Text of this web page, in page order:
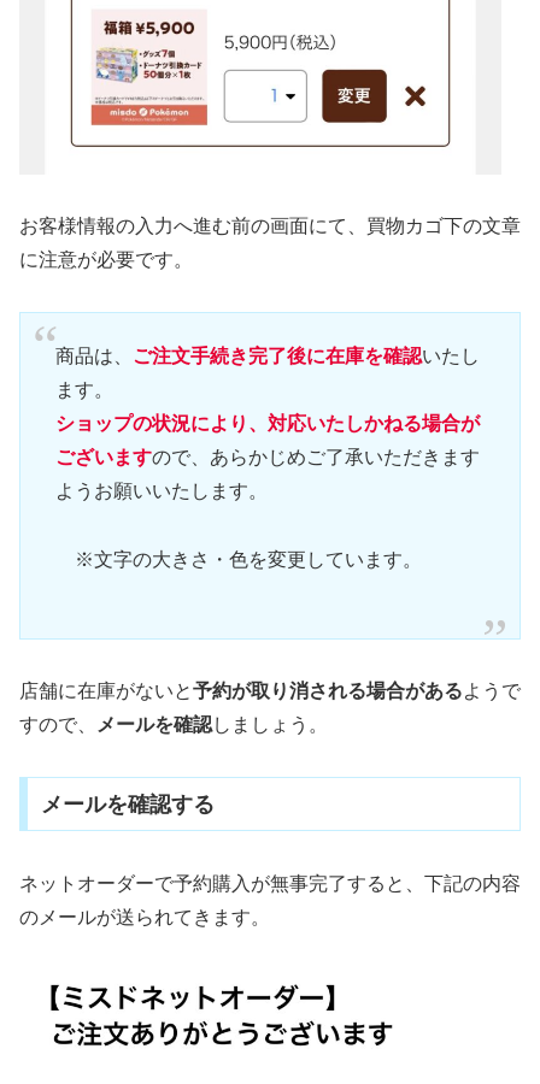
お客様情報の入力へ進む前の画面にて、買物カゴ下の文章
に注意が必要です。
商品は、 ご注文手続き完了後に在庫を確認いたし
ます。
ショップの状況により、対応いたしかねる場合が
ございますので、あらかじめご了承いただきます
ようお願いいたします。
※文字の大きさ・色を変更しています。
店舗に在庫がないと予約が取り消される場合があるようで
すので、
メールを確認しましょう。
メールを確認する
ネットオーダーで予約購入が無事完了すると、下記の内容
のメールが送られてきます。